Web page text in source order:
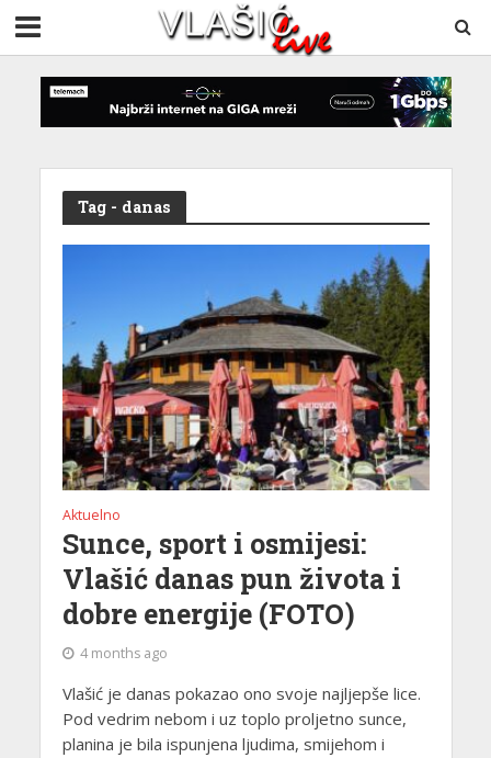
Tag - danas
Aktuelno
Sunce, sport i osmijesi:
Vlašić danas pun života i
dobre energije (FOTO)
4 months ago
Vlašić je danas pokazao ono svoje najljepše lice.
Pod vedrim nebom i uz toplo proljetno sunce,
planina je bila ispunjena ljudima, smijehom i